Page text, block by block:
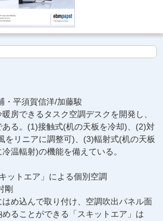
・平須賀信洋/加藤駿
房できるタスク空調デスクを開発し、
る。(1)接触式(机の天板を冷却)、(2)対
をリニアに調整可)、(3)輻射式(机の天板
温輻射)の機能を備えている。
ットエア」による個別空調
剛
め込んで取り付け、空調吹出パネル面
ることができる「スキットエア」は